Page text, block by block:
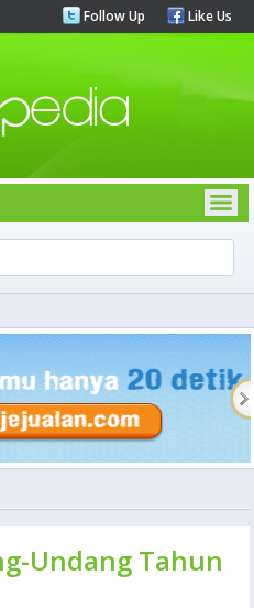
Follow Up Like Us
Undang Tahun